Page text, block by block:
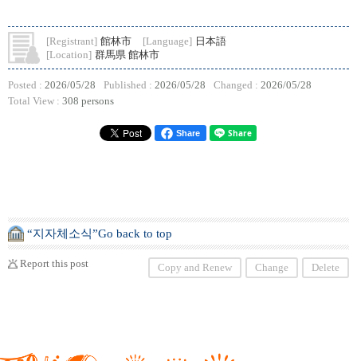
[Registrant] 館林市 [Language] 日本語
[Location] 群馬県 館林市
Posted : 2026/05/28 Published : 2026/05/28 Changed : 2026/05/28
Total View : 308 persons
Share
“지자체소식”Go back to top
Report this post Copy and Renew Change Delete